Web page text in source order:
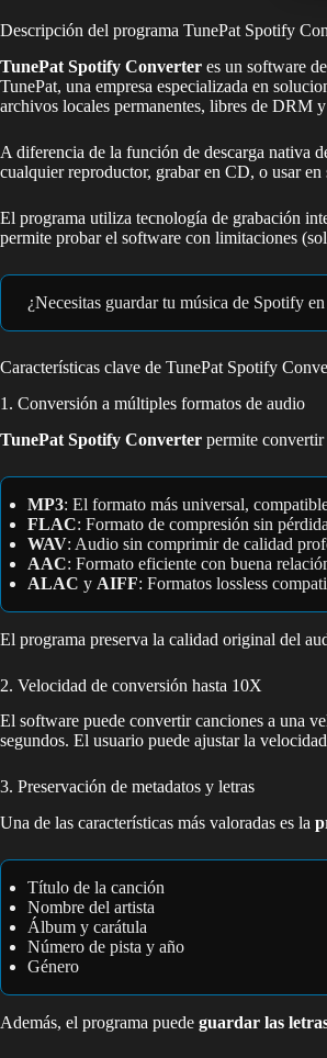
Descripción del programa TunePat Spotify
TunePat Spotify Converter es un software
TunePat, una empresa especializada en
archivos locales permanentes, libres de DRM
A diferencia de la función de descarga nativa
cualquier reproductor, grabar en CD, o usar
El programa utiliza tecnología de grabación
permite probar el software con limitaciones
¿Necesitas guardar tu música de Spotify
Características clave de TunePat Spotify
1. Conversión a múltiples formatos de audio
TunePat Spotify Converter permite convertir
MP3: El formato más universal,
FLAC: Formato de compresión sin
WAV: Audio sin comprimir de calidad
AAC: Formato eficiente con buena
ALAC y AIFF: Formatos lossless
El programa preserva la calidad original del
2. Velocidad de conversión hasta 10X
El software puede convertir canciones a una
segundos. El usuario puede ajustar la
3. Preservación de metadatos y letras
Una de las características más valoradas es la
Título de la canción
Nombre del artista
Álbum y carátula
Número de pista y año
Género
Además, el programa puede guardar las